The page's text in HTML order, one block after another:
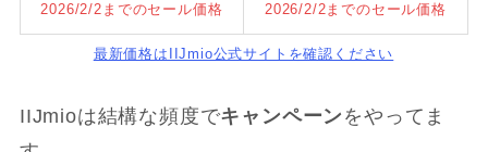
2026/2/2までのセール価格 2026/2/2までのセール価格
最新価格はIIJmio公式サイトを確認ください
IIJmioは結構な頻度でキャンペーン をやってま